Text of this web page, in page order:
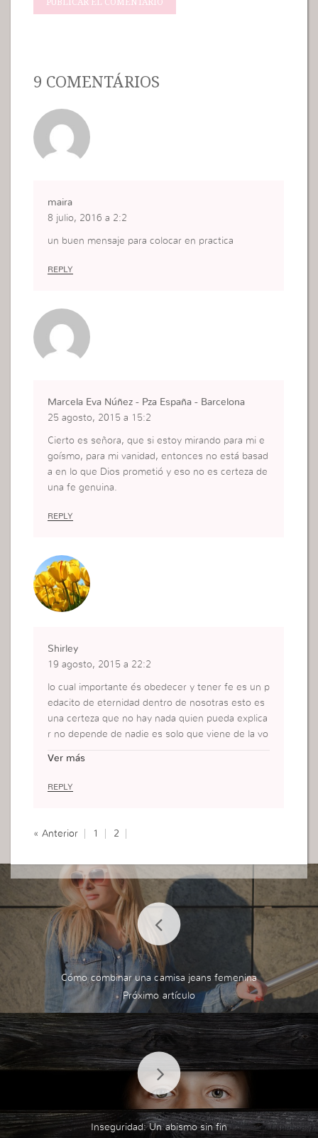
9 COMENTÁRIOS
maira
8 julio, 2016 a 2:2
un buen mensaje para colocar en practica
REPLY
Marcela Eva Núñez - Pza España - Barcelona
25 agosto, 2015 a 15:2
Cierto es señora, que si estoy mirando para mi e
goísmo, para mi vanidad, entonces no está basad
a en lo que Dios prometió y eso no es certeza de
una fe genuina.
REPLY
Shirley
19 agosto, 2015 a 22:2
lo cual importante és obedecer y tener fe es un p
edacito de eternidad dentro de nosotras esto es
una certeza que no hay nada quien pueda explica
r no depende de nadie es solo que viene de la vo
Ver más
REPLY
« Anterior 1 2
Cómo combinar una camisa jeans femenina
Inseguridad: Un abismo sin fin